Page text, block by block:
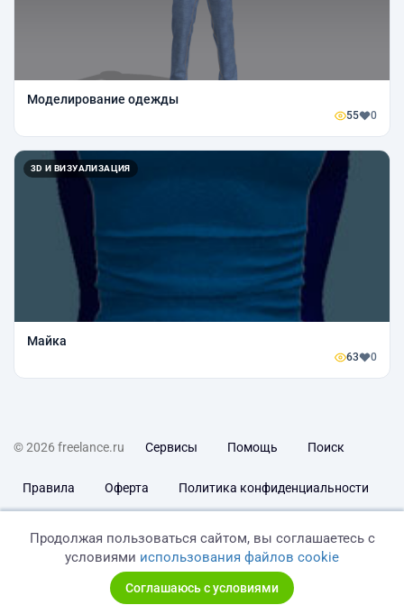
Моделирование одежды
55 0
3D И ВИЗУАЛИЗАЦИЯ
Майка
63 0
© 2026 freelance.ru Сервисы Помощь Поиск
Правила Оферта Политика конфиденциальности
Продолжая пользоваться сайтом, вы соглашаетесь с
условиями использования файлов cookie
Соглашаюсь с условиями